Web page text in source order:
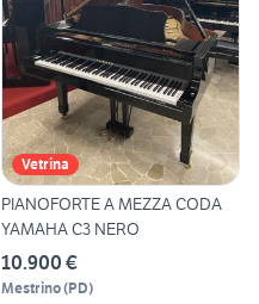
Vetrina
PIANOFORTE A MEZZA CODA
YAMAHA C3 NERO
10.900 €
Mestrino(PD)